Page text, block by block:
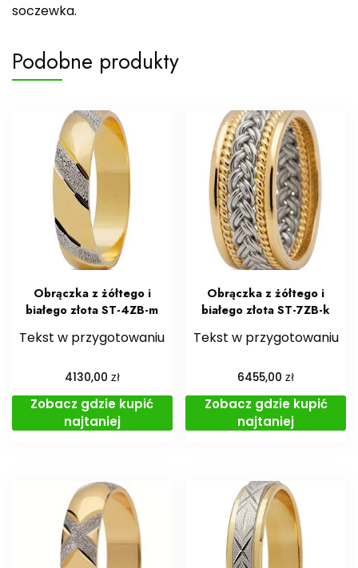
soczewka.
Podobne produkty
Obrączka z żółtego i
białego złota ST-4ZB-m
Tekst w przygotowaniu
4130,00 zł
Zobacz gdzie kupić
najtaniej
Obrączka z żółtego i
białego złota ST-7ZB-k
Tekst w przygotowaniu
6455,00zł
Zobacz gdzie kupić
najtaniej